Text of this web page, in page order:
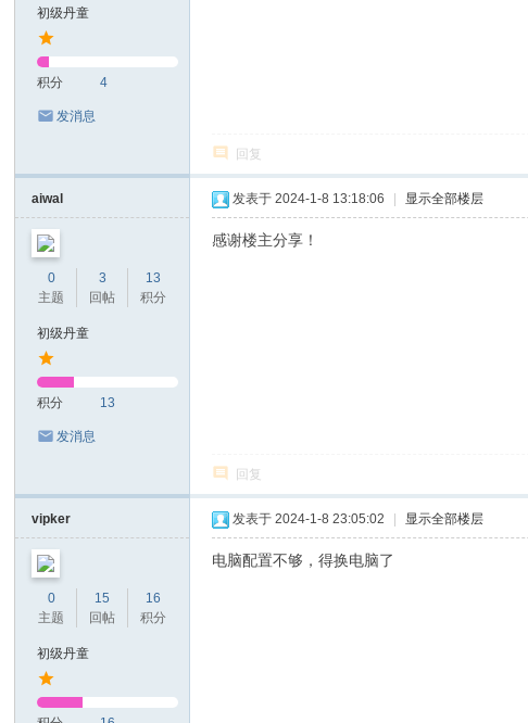
初级丹童
积分 4
发消息
回复
aiwal
0
主题
3
回帖
13
积分
初级丹童
积分 13
发消息
发表于 2024-1-8 13:18:06 显示全部楼层
感谢楼主分享！
回复
vipker
0
主题
15
回帖
16
积分
初级丹童
发表于 2024-1-8 23:05:02 显示全部楼层
电脑配置不够，得换电脑了